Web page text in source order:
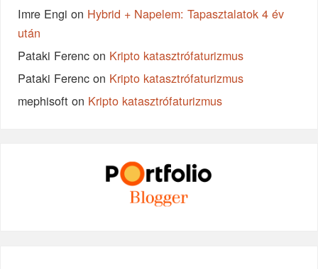
Imre Engi on Hybrid + Napelem: Tapasztalatok 4 év
után
Pataki Ferenc on Kripto katasztrófaturizmus
Pataki Ferenc on Kripto katasztrófaturizmus
mephisoft on Kripto katasztrófaturizmus